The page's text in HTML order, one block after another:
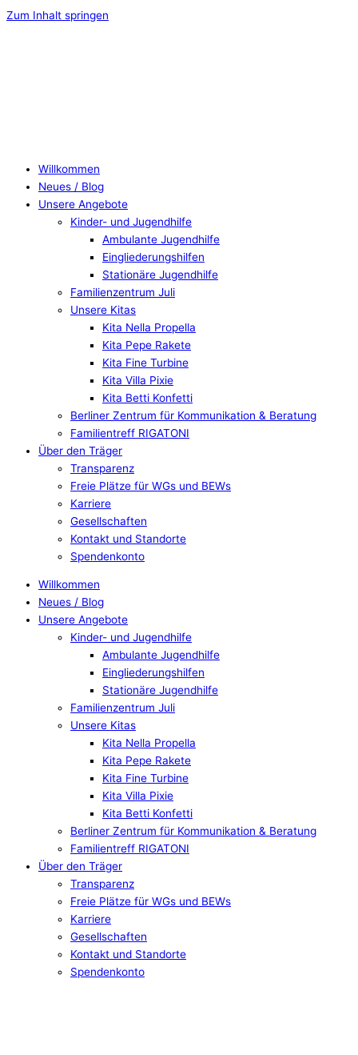
Zum Inhalt springen
Willkommen
Neues / Blog
Unsere Angebote
Kinder- und Jugendhilfe
Ambulante Jugendhilfe
Eingliederungshilfen
Stationäre Jugendhilfe
Familienzentrum Juli
Unsere Kitas
Kita Nella Propella
Kita Pepe Rakete
Kita Fine Turbine
Kita Villa Pixie
Kita Betti Konfetti
Berliner Zentrum für Kommunikation & Beratung
Familientreff RIGATONI
Über den Träger
Transparenz
Freie Plätze für WGs und BEWs
Karriere
Gesellschaften
Kontakt und Standorte
Spendenkonto
Willkommen
Neues / Blog
Unsere Angebote
Kinder- und Jugendhilfe
Ambulante Jugendhilfe
Eingliederungshilfen
Stationäre Jugendhilfe
Familienzentrum Juli
Unsere Kitas
Kita Nella Propella
Kita Pepe Rakete
Kita Fine Turbine
Kita Villa Pixie
Kita Betti Konfetti
Berliner Zentrum für Kommunikation & Beratung
Familientreff RIGATONI
Über den Träger
Transparenz
Freie Plätze für WGs und BEWs
Karriere
Gesellschaften
Kontakt und Standorte
Spendenkonto